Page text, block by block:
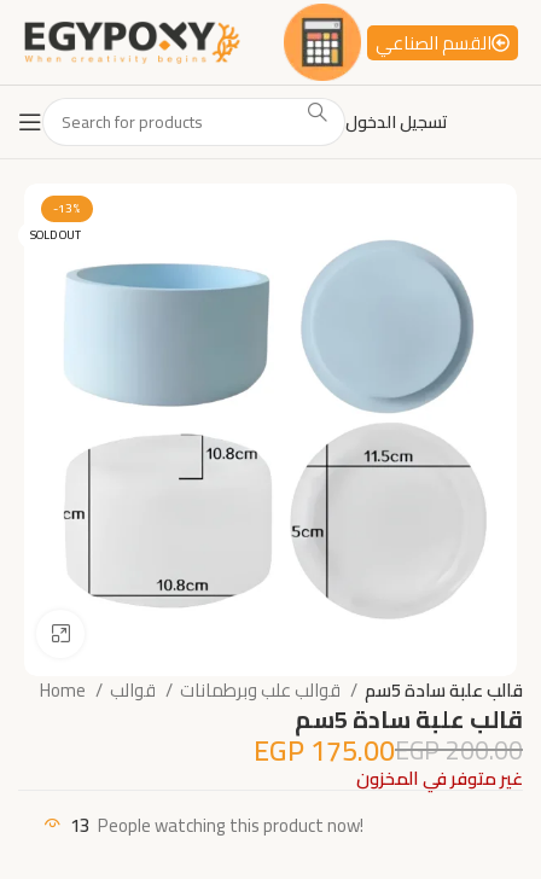
القسم الصناعي
تسجيل الدخول
-13%
SOLD OUT
Home قالب علبة سادة 5سم
قالب علبة سادة 5سم
200.00
EGP
175.00
EGP
غير متوفر في المخزون
13 People watching this product now!